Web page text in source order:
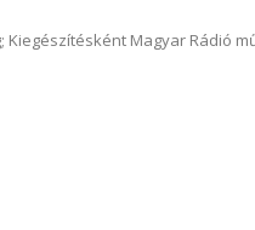
Kiegészítésként Magyar Rádió